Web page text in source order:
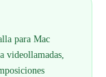
para Mac
videollamadas,